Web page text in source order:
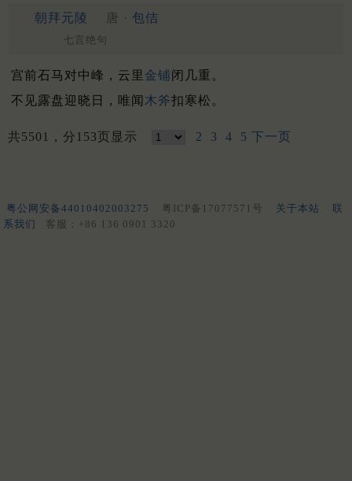
朝拜元陵 唐 · 包佶
七言绝句
宫前石马对中峰，云里 金铺闭几重。
不见露盘迎晓日，唯闻 木斧扣寒松。
共5501，分153页显示 2 3 4 5 下一页
粤公网安备44010402003275 粤ICP备17077571号 关于本站
联
系我们
客服：+86 136 0901 3320